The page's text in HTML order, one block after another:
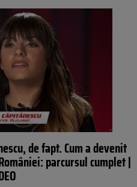
de fapt. Cum a devenit
parcursul cumplet |